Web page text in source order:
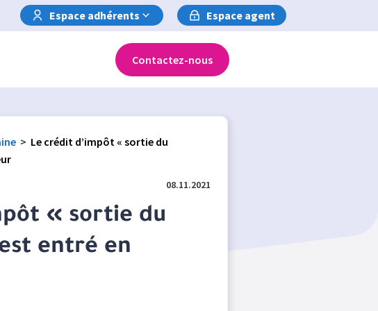
Espace adhérents
Espace agent
Contactez-nous
> Le crédit d’impôt « sortie du
08.11.2021
« sortie du
entré en